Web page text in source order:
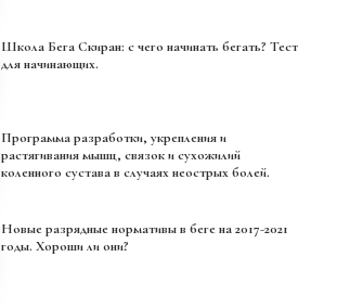
Школа Бега Скиран: с чего начинать бегать? Тест
для начинающих.
Программа разработки, укрепления и
растягивания мышц, связок и сухожилий
коленного сустава в случаях неострых болей.
Новые разрядные нормативы в беге на 2017-2021
годы. Хороши ли они?